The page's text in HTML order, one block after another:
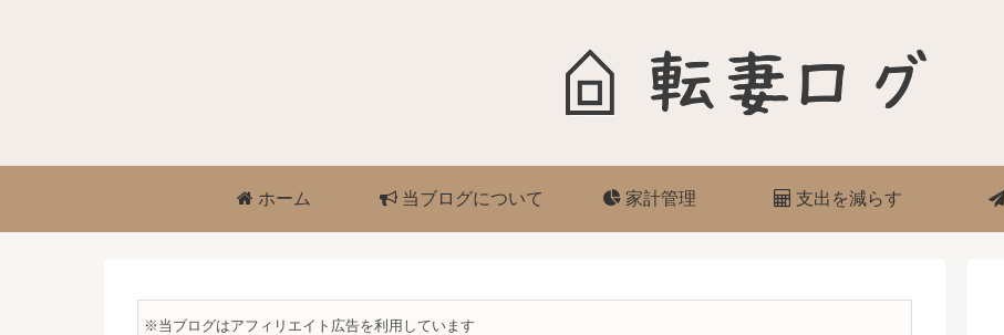
ホーム 当ブログについて 家計管理 支出を減らす
※当ブログはアフィリエイト広告を利用しています